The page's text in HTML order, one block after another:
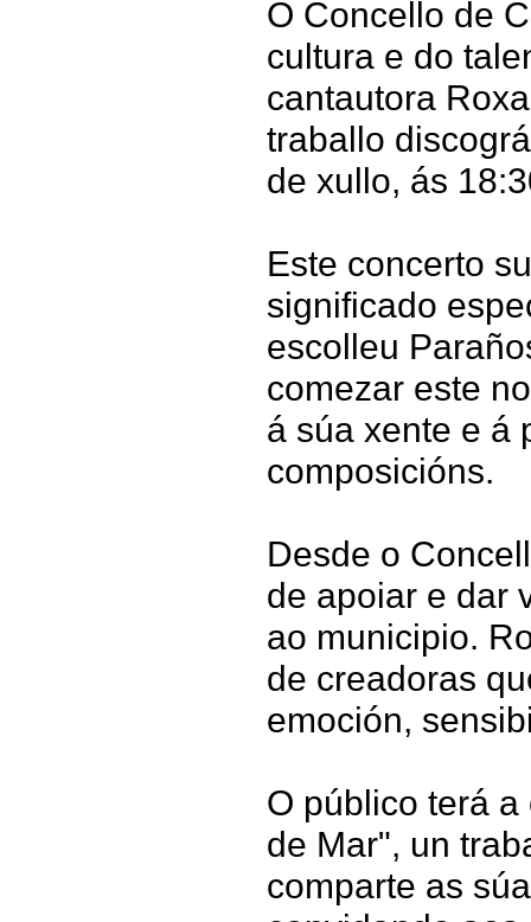
O Concello de
cultura e do
cantautora
traballo
de xullo, ás
Este concerto
significado
escolleu
comezar este
á súa xente e á
composicións.
Desde o
de apoiar e dar
ao municipio.
de creadoras
emoción,
O público terá
de Mar", un
comparte as